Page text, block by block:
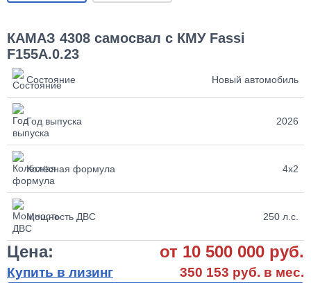
КАМАЗ 4308 самосвал с КМУ Fassi
F155A.0.23
Состояние Новый автомобиль
Год выпуска 2026
Колёсная формула 4х2
Мощность ДВС 250 л.с.
Цена: от 10 500 000 руб.
Купить в лизинг 350 153 руб. в мес.